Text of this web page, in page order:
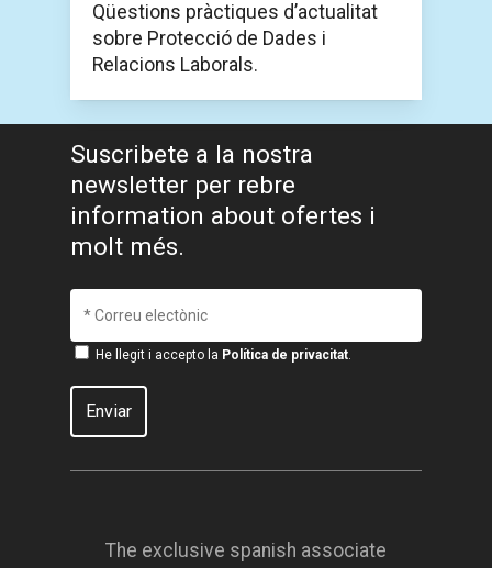
Qüestions pràctiques d’actualitat
sobre Protecció de Dades i
Relacions Laborals.
Suscribete a la nostra
newsletter per rebre
information about ofertes i
molt més.
He llegit i accepto la Política de privacitat.
The exclusive spanish associate